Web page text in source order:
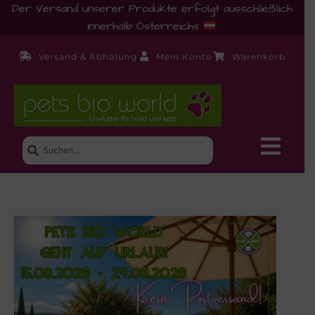
Der Versand unserer Produkte erfolgt ausschließlich
innerhalb Österreichs
.
Versand & Abholung Mein Konto Warenkorb
Neue Produkte
Shop
Ernährungsberatung!
Startseite